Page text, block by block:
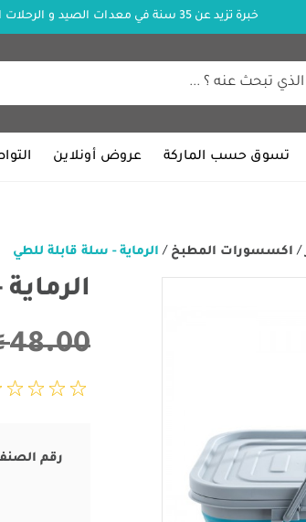
خبرة تزيد عن 35 سنة في معدات الصيد و الرحلات البرية
تسوق حسب الماركة عروض أونلاين
/ اكسسورات المطبخ / الرماية - سلة قابلة للطي
48.00
رقم